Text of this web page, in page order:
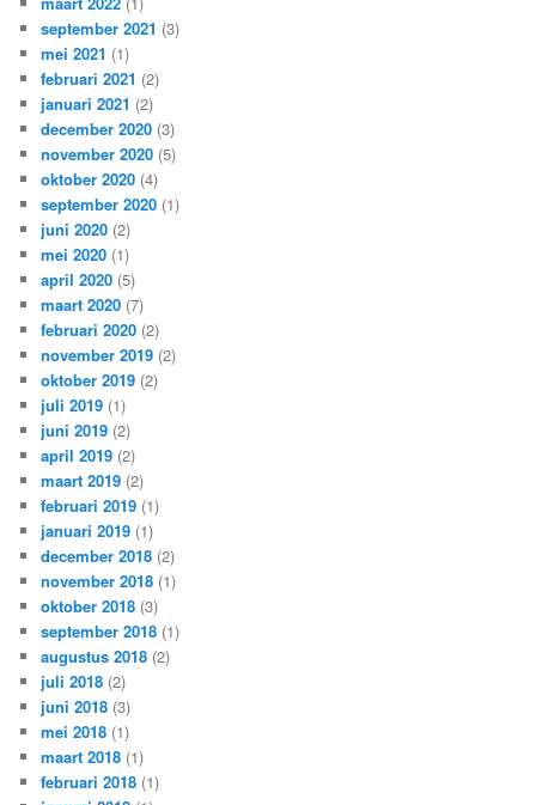
september 2021 (3)
mei 2021 (1)
februari 2021 (2)
januari 2021 (2)
december 2020 (3)
november 2020 (5)
oktober 2020 (4)
september 2020 (1)
juni 2020 (2)
mei 2020 (1)
april 2020 (5)
maart 2020 (7)
februari 2020 (2)
november 2019 (2)
oktober 2019 (2)
juli 2019 (1)
juni 2019 (2)
april 2019 (2)
maart 2019 (2)
februari 2019 (1)
januari 2019 (1)
december 2018 (2)
november 2018 (1)
oktober 2018 (3)
september 2018 (1)
augustus 2018 (2)
juli 2018 (2)
juni 2018 (3)
mei 2018 (1)
maart 2018 (1)
februari 2018 (1)